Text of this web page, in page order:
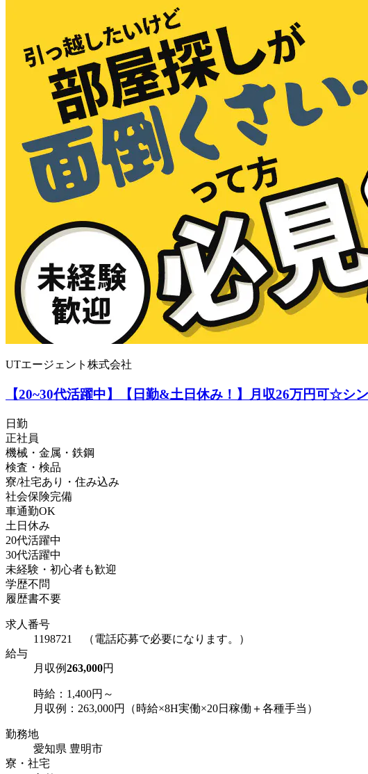
UTエージェント株式会社
【20~30代活躍中】【日勤&土日休み！】月収26万円可☆シ
日勤
正社員
機械・金属・鉄鋼
検査・検品
寮/社宅あり・住み込み
社会保険完備
車通勤OK
土日休み
20代活躍中
30代活躍中
未経験・初心者も歓迎
学歴不問
履歴書不要
求人番号
1198721 （電話応募で必要になります。）
給与
月収例263,000円
時給：1,400円～
月収例：263,000円（時給×8H実働×20日稼働＋各種手当）
勤務地
愛知県 豊明市
寮・社宅